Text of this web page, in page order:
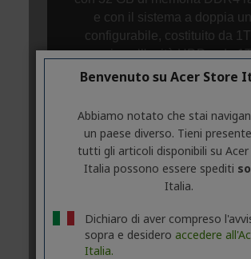
Benvenuto su Acer Store
Abbiamo notato che stai
un paese diverso. Tieni
tutti gli articoli disponibili su
Italia possono essere spediti
Italia.
Dichiaro di aver compreso
sopra e desidero accedere
Italia.